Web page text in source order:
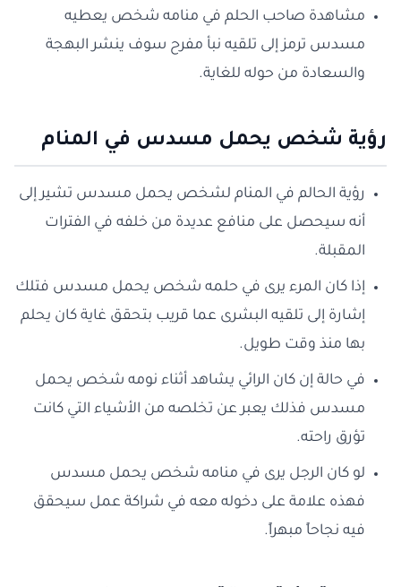
مشاهدة صاحب الحلم في منامه شخص يعطيه
مسدس ترمز إلى تلقيه نبأ مفرح سوف ينشر البهجة
والسعادة من حوله للغاية.
رؤية شخص يحمل مسدس في المنام
رؤية الحالم في المنام لشخص يحمل مسدس تشير إلى
أنه سيحصل على منافع عديدة من خلفه في الفترات
المقبلة.
إذا كان المرء يرى في حلمه شخص يحمل مسدس فتلك
إشارة إلى تلقيه البشرى عما قريب بتحقق غاية كان يحلم
بها منذ وقت طويل.
في حالة إن كان الرائي يشاهد أثناء نومه شخص يحمل
مسدس فذلك يعبر عن تخلصه من الأشياء التي كانت
تؤرق راحته.
لو كان الرجل يرى في منامه شخص يحمل مسدس
فهذه علامة على دخوله معه في شراكة عمل سيحقق
فيه نجاحاً مبهراً.